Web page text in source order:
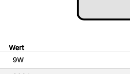
Wert
9W